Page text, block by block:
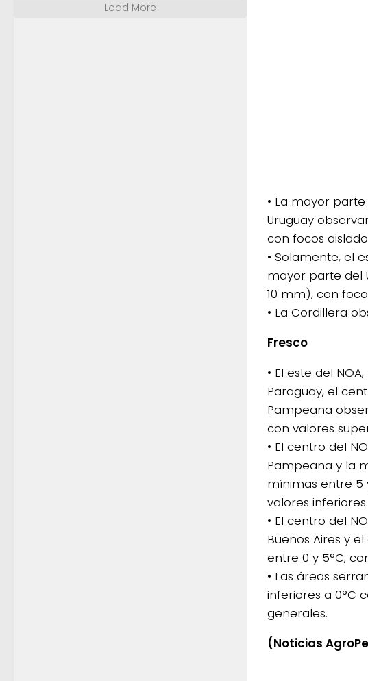
• La mayor
Uruguay
con focos
• Solamente, el
mayor parte del
10 mm), con
• La Cordillera
Fresco
• El este del
Paraguay, el
Pampeana
con valores
• El centro del
Pampeana y la
mínimas entre 5
valores inferiores.
• El centro del
Buenos Aires y
entre 0 y 5°C,
• Las áreas
inferiores a 0°C
generales.
(Noticias
Load More